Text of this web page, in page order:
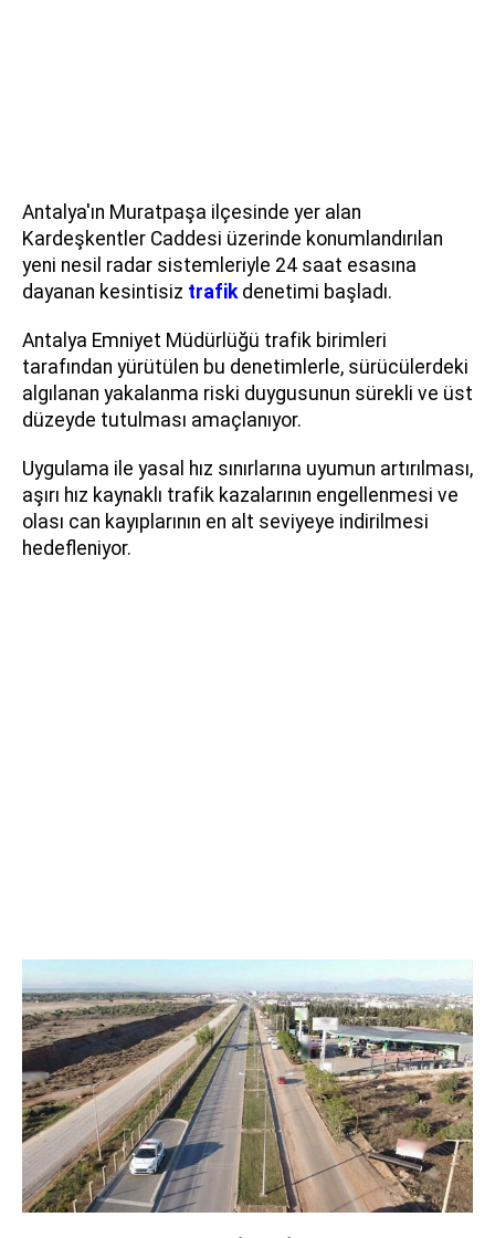
Antalya'ın Muratpaşa ilçesinde yer alan
Kardeşkentler Caddesi üzerinde konumlandırılan
yeni nesil radar sistemleriyle 24 saat esasına
dayanan kesintisiz trafik denetimi başladı.
Antalya Emniyet Müdürlüğü trafik birimleri
tarafından yürütülen bu denetimlerle, sürücülerdeki
algılanan yakalanma riski duygusunun sürekli ve üst
düzeyde tutulması amaçlanıyor.
Uygulama ile yasal hız sınırlarına uyumun artırılması,
aşırı hız kaynaklı trafik kazalarının engellenmesi ve
olası can kayıplarının en alt seviyeye indirilmesi
hedefleniyor.